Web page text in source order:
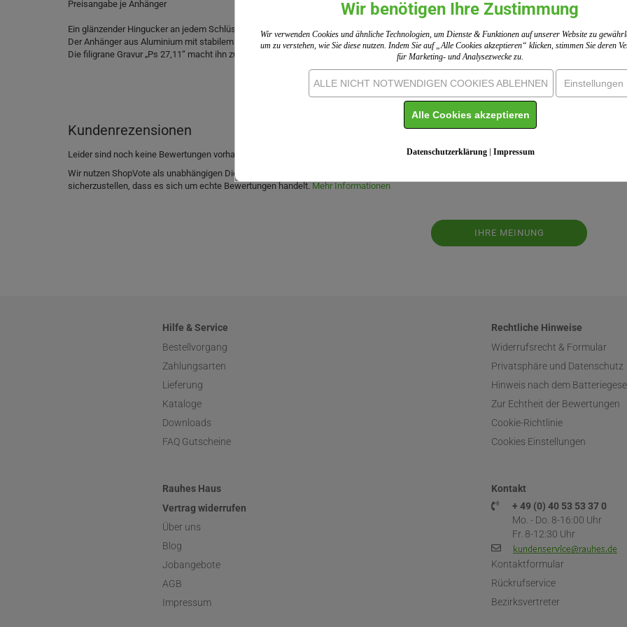
Preisangabe je Anhänger
Ein glänzender Hingucker an jedem Schlüsselbund ist der farbenfrohe Schlüsselanhänger „Fahrrad“.
Der Anhänger aus Aluminium mit stabilem Schlüsselring ist in fünf verschiedenen Farben erhältlich.
Die filigrane Gravur „Ps 27,11“ macht ihn zu einem feinen, kleinen Geschenk.
Kundenrezensionen
Leider sind noch keine Bewertungen vorhanden. Seien Sie der Erste, der das Produkt bewertet.
Wir nutzen ShopVote als unabhängigen Dienstleister für die Einholung von Bewertungen. ShopVote hat Maßnahmen getroffen, um
sicherzustellen, dass es sich um echte Bewertungen handelt. Mehr Informationen
IHRE MEINUNG
Hilfe & Service
Bestellvorgang
Zahlungsarten
Lieferung
Kataloge
Downloads
FAQ Gutscheine
Rechtliche Hinweise
Widerrufsrecht & Formular
Privatsphäre und Datenschutz
Hinweis nach dem
Zur Echtheit der Bewertungen
Cookie-Richtlinie
Cookies Einstellungen
Rauhes Haus
Vertrag widerrufen
Über uns
Blog
Jobangebote
AGB
Impressum
Kontakt
+ 49 (0) 40 53 53 37 0
Mo. - Do. 8-16:00 Uhr
Fr. 8-12:30 Uhr
Kontaktformular
Rückrufservice
Bezirksvertreter
Wir benötigen Ihre Zustimmung
Wir verwenden Cookies und ähnliche Technologien, um Dienste & Funktionen auf unserer Website zu
um zu verstehen, wie Sie diese nutzen. Indem Sie auf „Alle Cookies akzeptieren“ klicken, stimmen Sie deren
für Marketing- und Analysezwecke zu.
ALLE NICHT NOTWENDIGEN COOKIES ABLEHNEN Einstellungen
Alle Cookies akzeptieren
Datenschutzerklärung| Impressum